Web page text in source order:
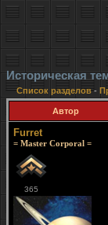
Историческая
Список разделов-
Автор
Furret
= Master Corporal =
365